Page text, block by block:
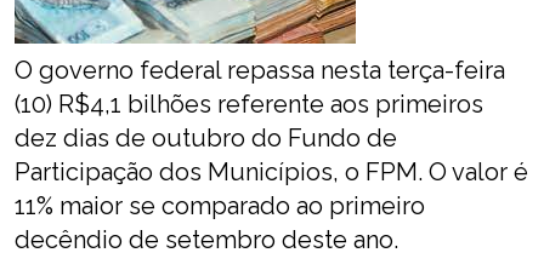
O governo federal repassa nesta terça-feira
(10) R$4,1 bilhões referente aos primeiros
dez dias de outubro do Fundo de
Participação dos Municípios, o FPM. O valor é
11% maior se comparado ao primeiro
decêndio de setembro deste ano.